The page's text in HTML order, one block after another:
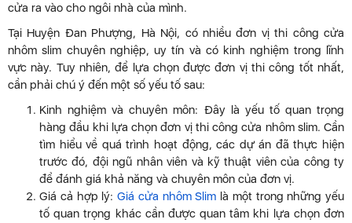
cửa ra vào cho ngôi nhà của mình.
Tại Huyện Đan Phượng, Hà Nội, có nhiều đơn vị thi công cửa
nhôm slim chuyên nghiệp, uy tín và có kinh nghiệm trong lĩnh
vực này. Tuy nhiên, để lựa chọn được đơn vị thi công tốt nhất,
cần phải chú ý đến một số yếu tố sau:
Kinh nghiệm và chuyên môn: Đây là yếu tố quan trọng
hàng đầu khi lựa chọn đơn vị thi công cửa nhôm slim. Cần
tìm hiểu về quá trình hoạt động, các dự án đã thực hiện
trước đó, đội ngũ nhân viên và kỹ thuật viên của công ty
để đánh giá khả năng và chuyên môn của đơn vị.
Giá cả hợp lý: Giá cửa nhôm Slim là một trong những yếu
tố quan trọng khác cần được quan tâm khi lựa chọn đơn